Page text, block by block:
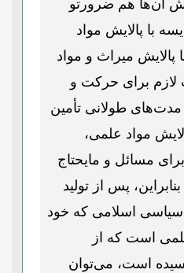
آن‌ها هم ضرورتو
با پالایش مواد
پالایش میراث و مواد
برای حرکت و
طولانی تأمین
مواد علمی،
مسائل و مایحتاج
پس از تولید
سیاسی اسلامی که خود
است که از
است، می‌توان